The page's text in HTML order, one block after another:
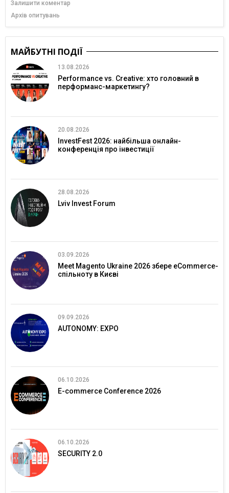
Залишити коментар
Архів опитувань
МАЙБУТНІ ПОДІЇ
13.08.2026
Performance vs. Creative: хто головний в
перформанс-маркетингу?
20.08.2026
InvestFest 2026: найбільша онлайн-
конференція про інвестиції
28.08.2026
Lviv Invest Forum
03.09.2026
Meet Magento Ukraine 2026 збере eCommerce-
спільноту в Києві
09.09.2026
AUTONOMY: EXPO
06.10.2026
E-commerce Conference 2026
06.10.2026
SECURITY 2.0